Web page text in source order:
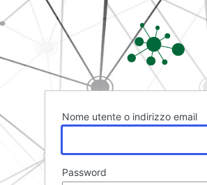
Accedi
Nome utente o indirizzo email
Password